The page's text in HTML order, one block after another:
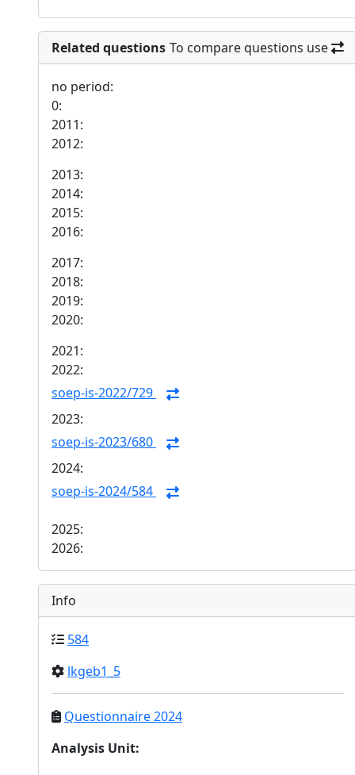
Related questions To compare questions use
no period:
0:
2011:
2012:
2013:
2014:
2015:
2016:
2017:
2018:
2019:
2020:
2021:
2022:
soep-is-2022/729
2023:
soep-is-2023/680
2024:
soep-is-2024/584
2025:
2026:
Info
584
lkgeb1_5
Questionnaire 2024
Analysis Unit: